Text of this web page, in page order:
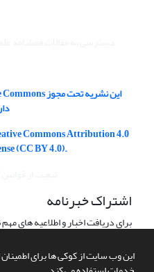
این وب سایت از کوکی ها برای اطمینان
Commons Attribution 4.0
(CC BY 4.0).
اشتراک خبرنامه
برای دریافت اخبار و اطلاعیه های